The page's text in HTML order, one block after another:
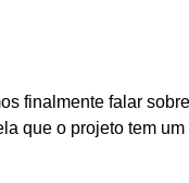
finalmente falar
que o projeto tem um